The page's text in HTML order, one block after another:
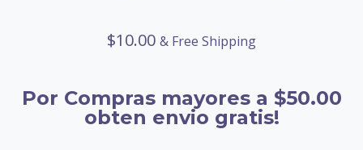
$10.00 & Free Shipping
Por Compras mayores a $50.00
obten envio gratis!